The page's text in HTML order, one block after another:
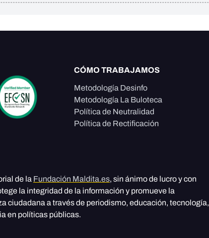
CÓMO TRABAJAMOS
Metodología Desinfo
Metodología La Buloteca
Política de Neutralidad
Política de Rectificación
de la Fundación Maldita.es, sin ánimo de lucro y con
la integridad de la información y promueve la
ciudadana a través de periodismo, educación, tecnología,
en políticas públicas.